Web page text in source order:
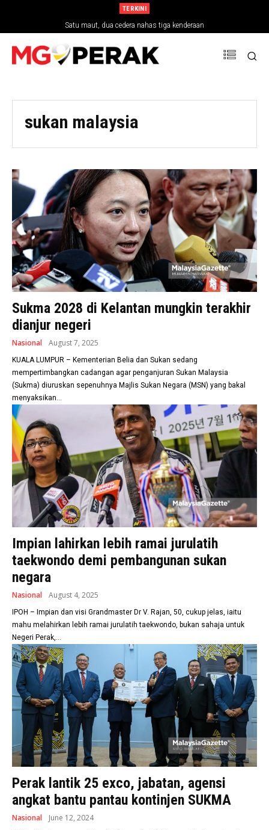
TERKINI
Satu maut, dua cedera nahas tiga kenderaan
sukan malaysia
Sukma 2028 di Kelantan mungkin terakhir
dianjur negeri
Nasional August 7, 2025
KUALA LUMPUR – Kementerian Belia dan Sukan sedang
mempertimbangkan cadangan agar penganjuran Sukan Malaysia
(Sukma) diuruskan sepenuhnya Majlis Sukan Negara (MSN) yang bakal
menyaksikan...
Impian lahirkan lebih ramai jurulatih
taekwondo demi pembangunan sukan
negara
Nasional August 4, 2025
IPOH – Impian dan visi Grandmaster Dr V. Rajan, 50, cukup jelas, iaitu
mahu melahirkan lebih ramai jurulatih taekwondo, bukan sahaja untuk
Negeri Perak,...
Perak lantik 25 exco, jabatan, agensi
angkat bantu pantau kontinjen SUKMA
Nasional June 12, 2024